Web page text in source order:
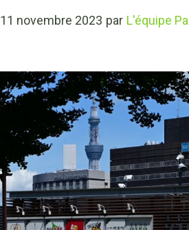
11 novembre 2023 par L'équipe